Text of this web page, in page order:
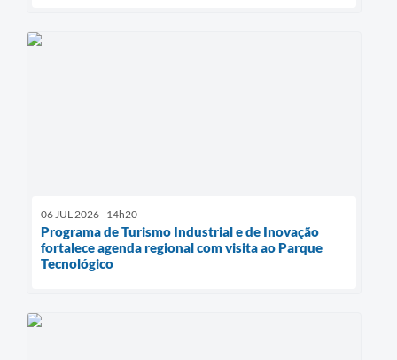
06 JUL 2026 - 14h20
Programa de Turismo Industrial e de Inovação
fortalece agenda regional com visita ao Parque
Tecnológico